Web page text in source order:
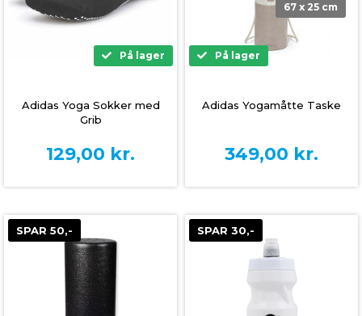
På lager
Adidas Yoga Sokker med
Grib
129,00 kr.
67 x 25 cm
På lager
Adidas Yogamåtte Taske
349,00 kr.
SPAR 50,- SPAR 30,-